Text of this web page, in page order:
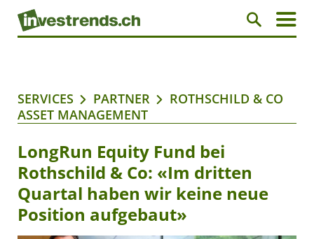
SERVICES PARTNER
ROTHSCHILD & CO
ASSET MANAGEMENT
LongRun Equity Fund bei
Rothschild & Co: «Im dritten
Quartal haben wir keine neue
Position aufgebaut»